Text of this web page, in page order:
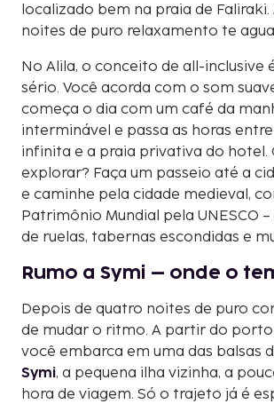
localizado bem na praia de Faliraki.
noites de puro relaxamento te
No Alila, o conceito de all-inclusive
sério. Você acorda com o som
começa o dia com um café da
interminável e passa as horas
infinita e a praia privativa do hotel.
explorar? Faça um passeio até a
e caminhe pela cidade medieval,
Patrimônio Mundial pela UNESCO
de ruelas, tabernas escondidas e
Rumo a Symi – onde o
Depois de quatro noites de puro
de mudar o ritmo. A partir do porto
você embarca em uma das balsas
Symi, a pequena ilha vizinha, a
hora de viagem. Só o trajeto já é